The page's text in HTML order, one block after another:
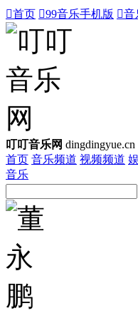
首页 99音乐手机版 音
叮叮音乐网 dingdingyue.cn
首页 音乐频道 视频频道
音乐